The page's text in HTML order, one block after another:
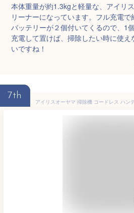
本体重量が約1.3kgと軽量な、アイリ
リーナーになっています。フル充電で
バッテリーが２個付いてくるので、1
充電して置けば、掃除したい時に使え
いですね！
7th